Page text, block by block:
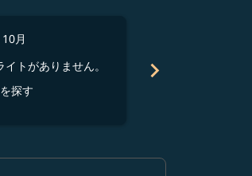
月
トがありません。
探す
chevron_right